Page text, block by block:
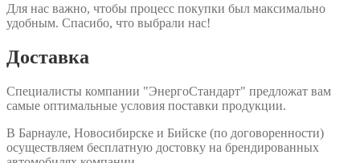
Для нас важно, чтобы процесс покупки был максимально
удобным. Спасибо, что выбрали нас!
Доставка
Специалисты компании "ЭнергоСтандарт" предложат вам
самые оптимальные условия поставки продукции.
В Барнауле, Новосибирске и Бийске (по договоренности)
осуществляем бесплатную достовку на брендированных